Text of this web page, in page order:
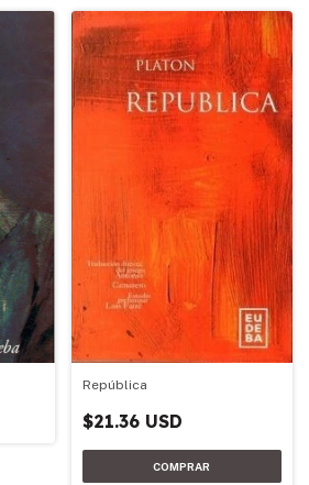
República
$21.36 USD